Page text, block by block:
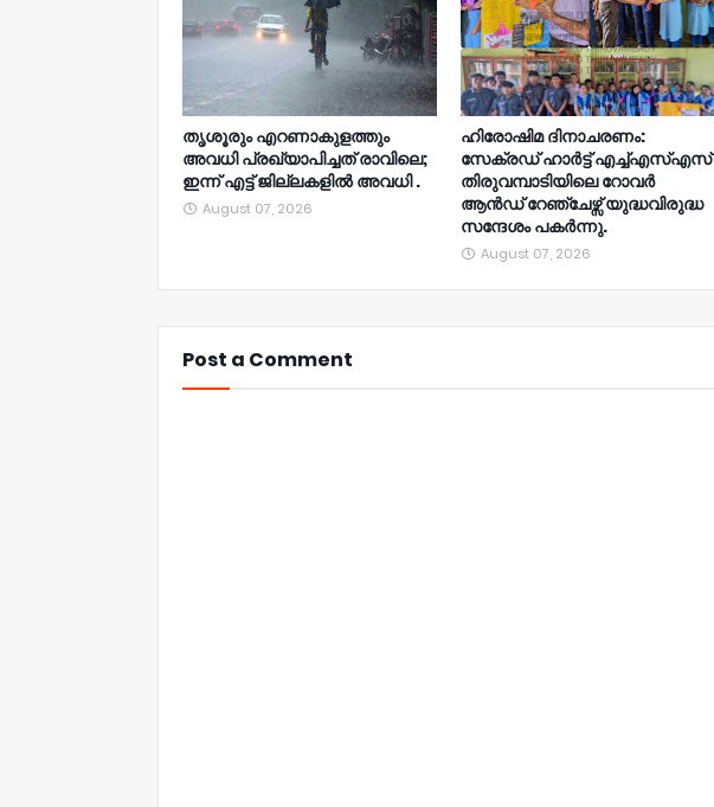
തൃശൂരും എറണാകുളത്തും
അവധി പ്രഖ്യാപിച്ചത് രാവിലെ;
ഇന്ന് എട്ട് ജില്ലകളിൽ അവധി .
August 07, 2026
ഹിരോഷിമ ദിനാചരണം:
സേക്രഡ് ഹാർട്ട് എച്ച്എസ്എസ്
തിരുവമ്പാടിയിലെ റോവർ
ആൻഡ് റേഞ്ചേഴ്സ് യുദ്ധവിരുദ്ധ
സന്ദേശം പകർന്നു.
August 07, 2026
Post a Comment